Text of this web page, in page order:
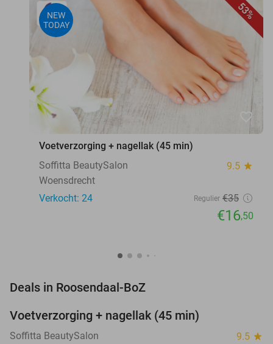
53%
NEW
TODAY
favorite_border
Voetverzorging + nagellak (45 min)
Soffitta BeautySalon
9.5 star
Woensdrecht
Verkocht: 24
Regulier €35
€16,50
Deals in Roosendaal-BoZ
TODAY
Voetverzorging + nagellak (45 min)
Soffitta BeautySalon 9.5 star